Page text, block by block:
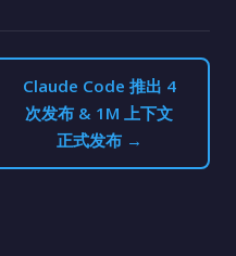
Claude Code 推出 4
次发布 & 1M 上下文
正式发布 →